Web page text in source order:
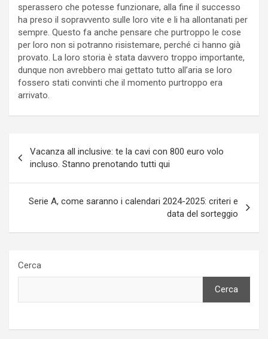
sperassero che potesse funzionare, alla fine il successo
ha preso il sopravvento sulle loro vite e li ha allontanati per
sempre. Questo fa anche pensare che purtroppo le cose
per loro non si potranno risistemare, perché ci hanno già
provato. La loro storia è stata davvero troppo importante,
dunque non avrebbero mai gettato tutto all’aria se loro
fossero stati convinti che il momento purtroppo era
arrivato.
articoli
Vacanza all inclusive: te la cavi con 800 euro volo
incluso. Stanno prenotando tutti qui
Serie A, come saranno i calendari 2024-2025: criteri e
data del sorteggio
Cerca
Cerca